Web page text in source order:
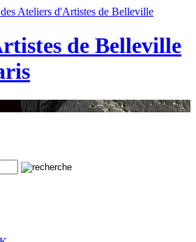
de Belleville